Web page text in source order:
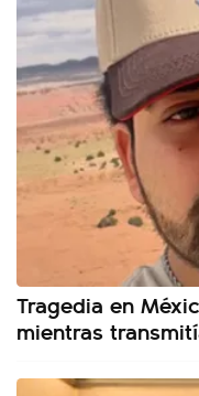
Tragedia en
mientras